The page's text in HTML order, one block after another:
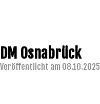
DM Osnabrück
Veröffentlicht am 08.10.2025